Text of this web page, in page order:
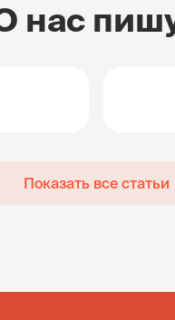
нас
Показать все статьи